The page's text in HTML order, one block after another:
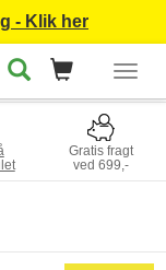
- Klik her
Gratis fragt
ved 699,-